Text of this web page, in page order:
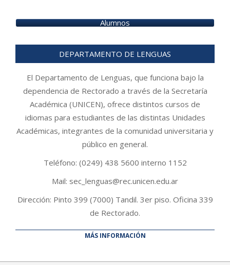
Alumnos
DEPARTAMENTO DE LENGUAS
El Departamento de Lenguas, que funciona bajo la
dependencia de Rectorado a través de la Secretaría
Académica (UNICEN), ofrece distintos cursos de
idiomas para estudiantes de las distintas Unidades
Académicas, integrantes de la comunidad universitaria y
público en general.
Teléfono: (0249) 438 5600 interno 1152
Mail: sec_lenguas@rec.unicen.edu.ar
Dirección: Pinto 399 (7000) Tandil. 3er piso. Oficina 339
de Rectorado.
MÁS INFORMACIÓN